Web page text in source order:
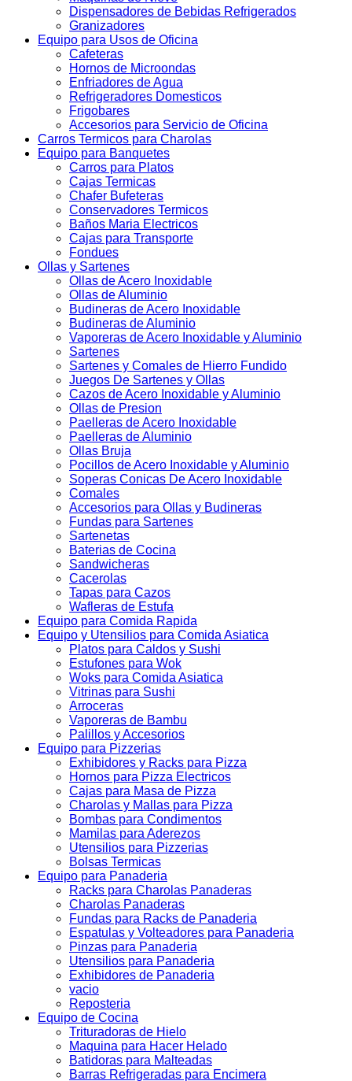
Dispensadores de Bebidas Refrigerados
Granizadores
Equipo para Usos de Oficina
Cafeteras
Hornos de Microondas
Enfriadores de Agua
Refrigeradores Domesticos
Frigobares
Accesorios para Servicio de Oficina
Carros Termicos para Charolas
Equipo para Banquetes
Carros para Platos
Cajas Termicas
Chafer Bufeteras
Conservadores Termicos
Baños Maria Electricos
Cajas para Transporte
Fondues
Ollas y Sartenes
Ollas de Acero Inoxidable
Ollas de Aluminio
Budineras de Acero Inoxidable
Budineras de Aluminio
Vaporeras de Acero Inoxidable y Aluminio
Sartenes
Sartenes y Comales de Hierro Fundido
Juegos De Sartenes y Ollas
Cazos de Acero Inoxidable y Aluminio
Ollas de Presion
Paelleras de Acero Inoxidable
Paelleras de Aluminio
Ollas Bruja
Pocillos de Acero Inoxidable y Aluminio
Soperas Conicas De Acero Inoxidable
Comales
Accesorios para Ollas y Budineras
Fundas para Sartenes
Sartenetas
Baterias de Cocina
Sandwicheras
Cacerolas
Tapas para Cazos
Wafleras de Estufa
Equipo para Comida Rapida
Equipo y Utensilios para Comida Asiatica
Platos para Caldos y Sushi
Estufones para Wok
Woks para Comida Asiatica
Vitrinas para Sushi
Arroceras
Vaporeras de Bambu
Palillos y Accesorios
Equipo para Pizzerias
Exhibidores y Racks para Pizza
Hornos para Pizza Electricos
Cajas para Masa de Pizza
Charolas y Mallas para Pizza
Bombas para Condimentos
Mamilas para Aderezos
Utensilios para Pizzerias
Bolsas Termicas
Equipo para Panaderia
Racks para Charolas Panaderas
Charolas Panaderas
Fundas para Racks de Panaderia
Espatulas y Volteadores para Panaderia
Pinzas para Panaderia
Utensilios para Panaderia
Exhibidores de Panaderia
vacio
Reposteria
Equipo de Cocina
Trituradoras de Hielo
Maquina para Hacer Helado
Batidoras para Malteadas
Barras Refrigeradas para Encimera